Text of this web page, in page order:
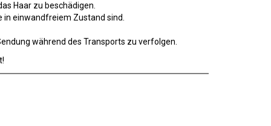
Haar zu beschädigen.
einwandfreiem Zustand sind.
während des Transports zu verfolgen.